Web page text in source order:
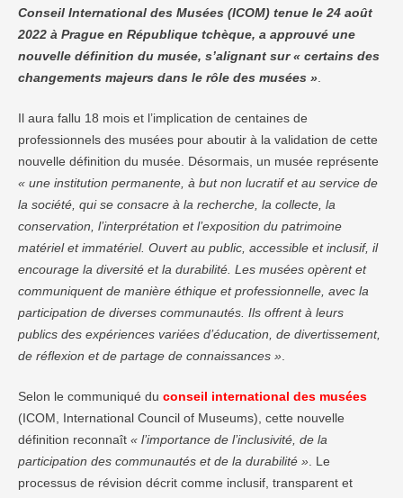
une nouvelle définition du musée, s’alignant sur «
certains des changements majeurs dans le rôle des
musées ». Il aura fallu 18 mois et l’implication de
centaines de professionnels des musées pour …
Conseil International des Musées (ICOM) tenue le 24 août
2022 à Prague en République tchèque, a approuvé une
nouvelle définition du musée, s’alignant sur « certains des
changements majeurs dans le rôle des musées »
Il aura fallu 18 mois et l’implication de centaines de
professionnels des musées pour aboutir à la validation de cette
nouvelle définition du musée. Désormais, un musée représente
« une institution permanente, à but non lucratif et au service de
la société, qui se consacre à la recherche, la collecte, la
conservation, l’interprétation et l’exposition du patrimoine
matériel et immatériel. Ouvert au public, accessible et inclusif, il
encourage la diversité et la durabilité. Les musées opèrent et
communiquent de manière éthique et professionnelle, avec la
participation de diverses communautés. Ils offrent à leurs
publics des expériences variées d’éducation, de divertissement,
de réflexion et de partage de connaissances »
Selon le communiqué du conseil international des musées
(ICOM, International Council of Museums), cette nouvelle
définition reconnaît « l’importance de l’inclusivité, de la
participation des communautés et de la durabilité » . Le
processus de révision décrit comme inclusif, transparent et